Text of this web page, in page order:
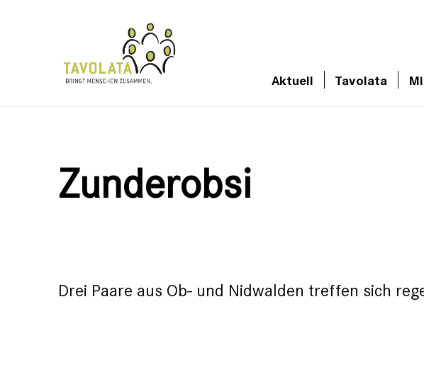
Aktuell Tavolata
Zunderobsi
Drei Paare aus Ob- und Nidwalden treffen sich